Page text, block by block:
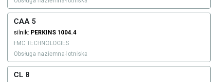
CAA 5
silnik: PERKINS 1004.4
FMC TECHNOLOGIES
Obsługa naziemna-lotniska
CL 8